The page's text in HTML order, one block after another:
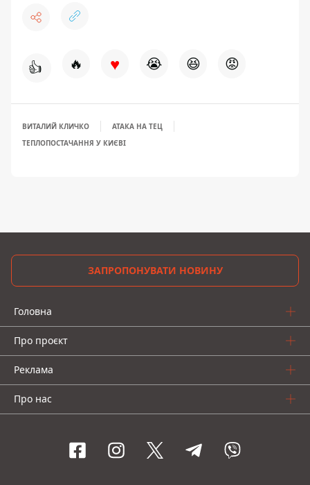
👍 🔥 ♥ 😭 😆 😡
ВИТАЛИЙ КЛИЧКО
АТАКА НА ТЕЦ
ТЕПЛОПОСТАЧАННЯ У КИЄВІ
ЗАПРОПОНУВАТИ НОВИНУ
Головна
Про проєкт
Реклама
Про нас